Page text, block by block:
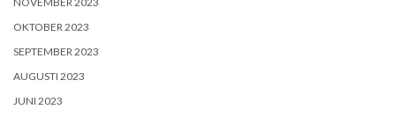
OKTOBER 2023
SEPTEMBER 2023
AUGUSTI 2023
JUNI 2023